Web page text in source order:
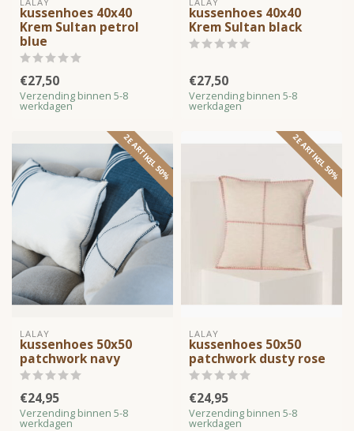
kussenhoes 40x40
Krem Sultan petrol
blue
€27,50
Verzending binnen 5-8
werkdagen
kussenhoes 40x40
Krem Sultan black
€27,50
Verzending binnen 5-8
werkdagen
2E ARTIKEL 50%
LALAY
kussenhoes 50x50
patchwork navy
€24,95
Verzending binnen 5-8
werkdagen
2E ARTIKEL 50%
LALAY
kussenhoes 50x50
patchwork dusty rose
€24,95
Verzending binnen 5-8
werkdagen